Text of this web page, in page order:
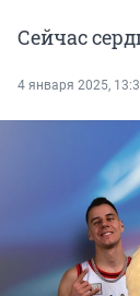
Сейчас
4 января 2025,